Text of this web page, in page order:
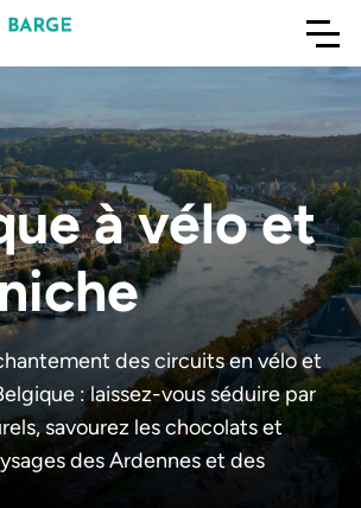
à vélo et
des circuits en vélo et
: laissez-vous séduire par
savourez les chocolats et
des Ardennes et des